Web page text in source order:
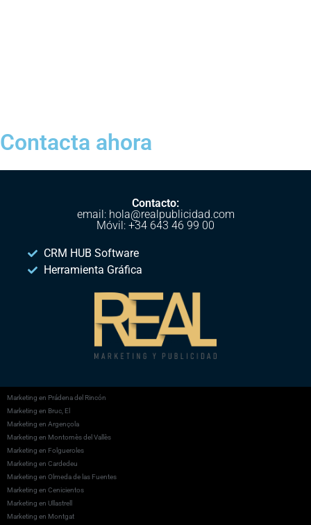
Contacta ahora
Contacto:
email: hola@realpublicidad.com
Móvil: +34 643 46 99 00
CRM HUB Software
Herramienta Gráfica
Marketing en Prádena del Rincón
Marketing en Bruc, El
Marketing en Argençola
Marketing en Montornès del Vallès
Marketing en Folgueroles
Marketing en Cardedeu
Marketing en Olmeda de las Fuentes
Marketing en Cenicientos
Marketing en Ullastrell
Marketing en Montgat